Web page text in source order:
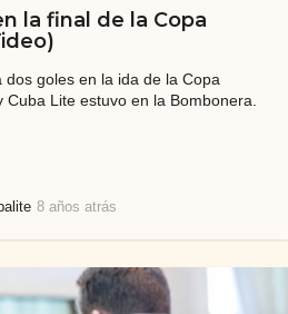
la final de la Copa
goles en la ida de la Copa
Lite estuvo en la Bombonera.
8 años atrás
o
s